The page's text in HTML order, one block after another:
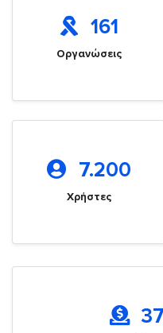
161
Οργανώσεις
7.200
Χρήστες